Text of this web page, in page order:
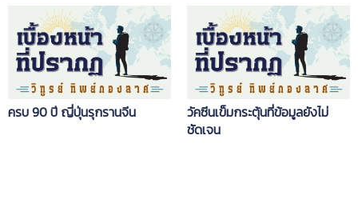
ครบ 90 ปี ญี่ปุ่นรุกรานจีน
วัคซีนเข็มกระตุ้นที่ข้อมูลยังไม่
ชัดเจน